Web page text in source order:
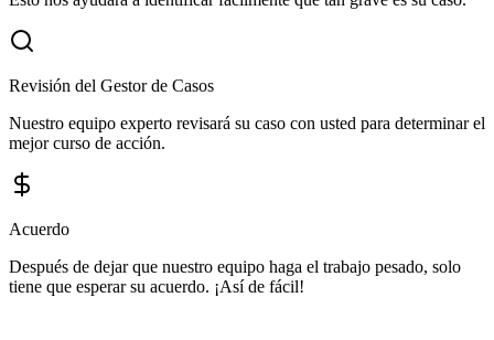
Revisión del Gestor de Casos
Nuestro equipo experto revisará su caso con usted para determinar el
mejor curso de acción.
Acuerdo
Después de dejar que nuestro equipo haga el trabajo pesado, solo
tiene que esperar su acuerdo. ¡Así de fácil!